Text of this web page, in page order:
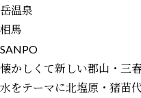
岳温泉
相馬
SANPO
懐かしくて新しい郡山・三
水をテーマに北塩原・猪苗